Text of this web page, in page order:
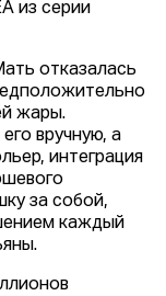
из серии
отказалась
жары.
вручную, а
интеграция
за собой,
каждый